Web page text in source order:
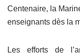
Centenaire, la
enseignants dès la
Les efforts de